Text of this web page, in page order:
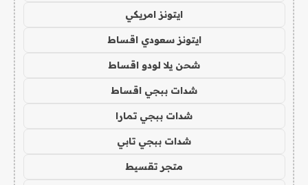
ايتونز امريكي
ايتونز سعودي اقساط
شحن يلا لودو اقساط
شدات ببجي اقساط
شدات ببجي تمارا
شدات ببجي تابي
متجر تقسيط